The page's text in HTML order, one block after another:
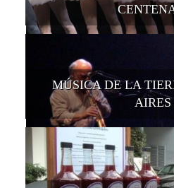
MÚSICA DE LA
AIRES